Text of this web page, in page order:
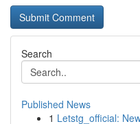
Search
Published News
1 Letstg_official: